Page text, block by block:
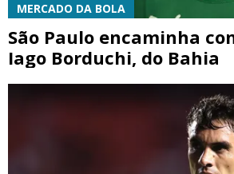
MERCADO DA BOLA
São Paulo encaminha
Iago Borduchi, do Bahia